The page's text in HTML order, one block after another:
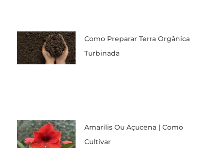
Como Preparar Terra Orgânica
Turbinada
Amarílis Ou Açucena | Como
Cultivar